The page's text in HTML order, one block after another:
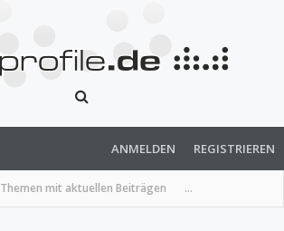
Themen mit aktuellen Beiträgen ...
ANMELDEN REGISTRIEREN